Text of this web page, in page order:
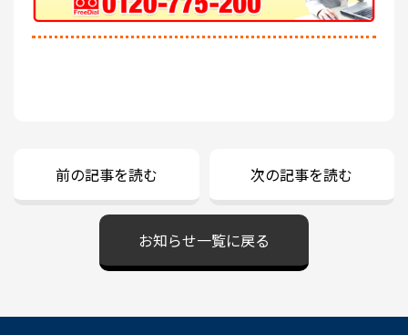
前の記事を読む 次の記事を読む
お知らせ一覧に戻る